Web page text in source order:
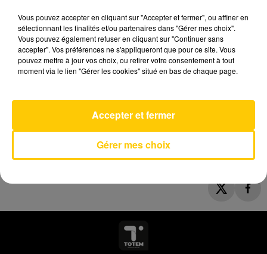
SEBASTIEN TELLIER & JULIETTE ARMANET
AVEYRON NORD
Vous pouvez accepter en cliquant sur "Accepter et fermer", ou affiner en
sélectionnant les finalités et/ou partenaires dans "Gérer mes choix".
Vous pouvez également refuser en cliquant sur "Continuer sans
accepter". Vos préférences ne s'appliqueront que pour ce site. Vous
pouvez mettre à jour vos choix, ou retirer votre consentement à tout
moment via le lien "Gérer les cookies" situé en bas de chaque page.
Gérer mes choix
Accepter et fermer